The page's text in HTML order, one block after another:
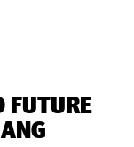
FUTURE